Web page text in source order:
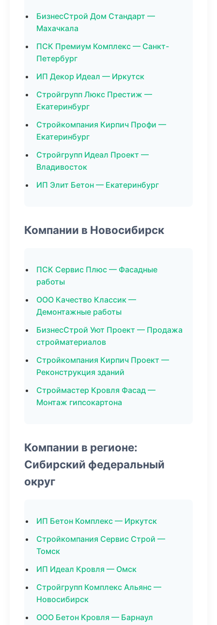
БизнесСтрой Дом Стандарт —
Махачкала
ПСК Премиум Комплекс — Санкт-
Петербург
ИП Декор Идеал — Иркутск
Стройгрупп Люкс Престиж —
Екатеринбург
Стройкомпания Кирпич Профи —
Екатеринбург
Стройгрупп Идеал Проект —
Владивосток
ИП Элит Бетон — Екатеринбург
Компании в Новосибирск
ПСК Сервис Плюс — Фасадные
работы
ООО Качество Классик —
Демонтажные работы
БизнесСтрой Уют Проект — Продажа
стройматериалов
Стройкомпания Кирпич Проект —
Реконструкция зданий
Строймастер Кровля Фасад —
Монтаж гипсокартона
Компании в регионе:
Сибирский федеральный
округ
ИП Бетон Комплекс — Иркутск
Стройкомпания Сервис Строй —
Томск
ИП Идеал Кровля — Омск
Стройгрупп Комплекс Альянс —
Новосибирск
ООО Бетон Кровля — Барнаул